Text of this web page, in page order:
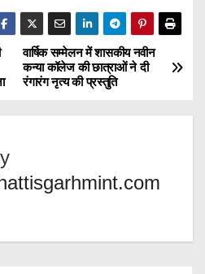
वार्षिक सम्मेलन में शासकीय नवीन
कन्या कॉलेज की छात्राओं ने दी
रंगारंग नृत्य की प्रस्तुति